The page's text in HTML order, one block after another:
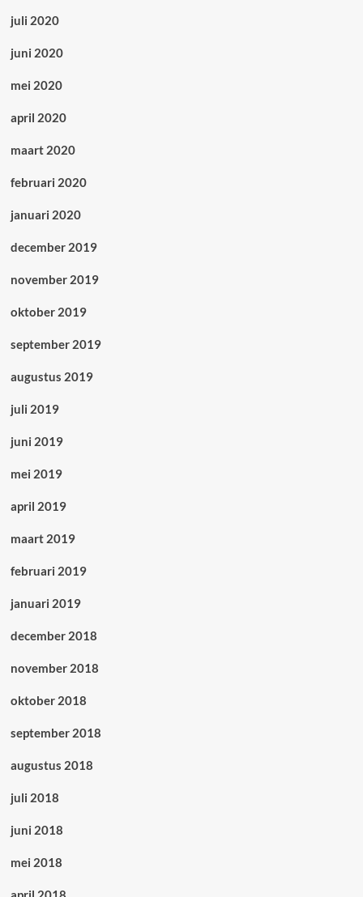
juli 2020
juni 2020
mei 2020
april 2020
maart 2020
februari 2020
januari 2020
december 2019
november 2019
oktober 2019
september 2019
augustus 2019
juli 2019
juni 2019
mei 2019
april 2019
maart 2019
februari 2019
januari 2019
december 2018
november 2018
oktober 2018
september 2018
augustus 2018
juli 2018
juni 2018
mei 2018